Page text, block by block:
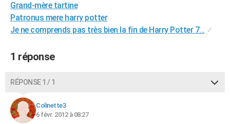
GUIDES D'ACHAT
BONS PLANS
COPAINS D'AVANT
Grand-mère tartine
Patronus mere harry potter
Je ne comprends pas très bien la fin de Harry Potter 7... ✓
1 réponse
RÉPONSE 1 / 1
Colinette3
6 févr. 2012 à 08:27